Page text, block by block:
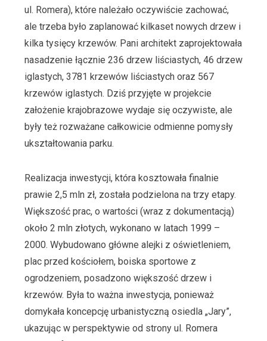
ul. Romera), które należało oczywiście zachować,
ale trzeba było zaplanować kilkaset nowych drzew i
kilka tysięcy krzewów. Pani architekt zaprojektowała
nasadzenie łącznie 236 drzew liściastych, 46 drzew
iglastych, 3781 krzewów liściastych oraz 567
krzewów iglastych. Dziś przyjęte w projekcie
założenie krajobrazowe wydaje się oczywiste, ale
były też rozważane całkowicie odmienne pomysły
ukształtowania parku.
Realizacja inwestycji, która kosztowała finalnie
prawie 2,5 mln zł, została podzielona na trzy etapy.
Większość prac, o wartości (wraz z dokumentacją)
około 2 mln złotych, wykonano w latach 1999 –
2000. Wybudowano główne alejki z oświetleniem,
plac przed kościołem, boiska sportowe z
ogrodzeniem, posadzono większość drzew i
krzewów. Była to ważna inwestycja, ponieważ
domykała koncepcję urbanistyczną osiedla „Jary”,
ukazując w perspektywie od strony ul. Romera